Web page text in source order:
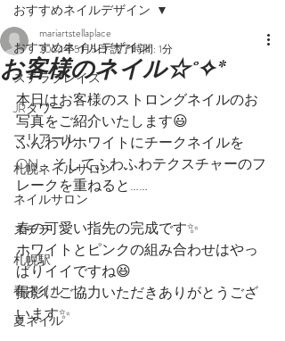
おすすめネイルデザイン
ステラプレイス
JRタワー
マリアール
札幌ネイルサロン
ネイルサロン
ステラ
札幌駅
春ネイル
夏ネイル
おすすめネイルデザイン
お客様のネイル☆˚✧*
mariartstellaplace
2024年5月5日読了時間: 1分
本日はお客様のストロングネイルのお
写真をご紹介いたします😃
ふんわりホワイトにチークネイルを
ON、そしてふわふわテクスチャーのフ
レークを重ねると……
春の可愛い指先の完成です✨
ホワイトとピンクの組み合わせはやっ
ぱりイイですね😆
撮影にご協力いただきありがとうござ
います✨